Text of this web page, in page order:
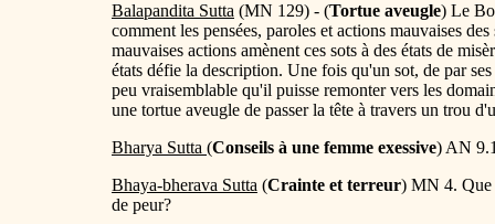
Balapandita Sutta (MN 129) - (Tortue aveugle) Le
comment les pensées, paroles et actions mauvaises
mauvaises actions amènent ces sots à des états de
états défie la description. Une fois qu'un sot, de par
peu vraisemblable qu'il puisse remonter vers les
une tortue aveugle de passer la tête à travers un trou
Bharya Sutta (Conseils à une femme exessive) AN
Bhaya-bherava Sutta (Crainte et terreur) MN 4. Que
de peur?